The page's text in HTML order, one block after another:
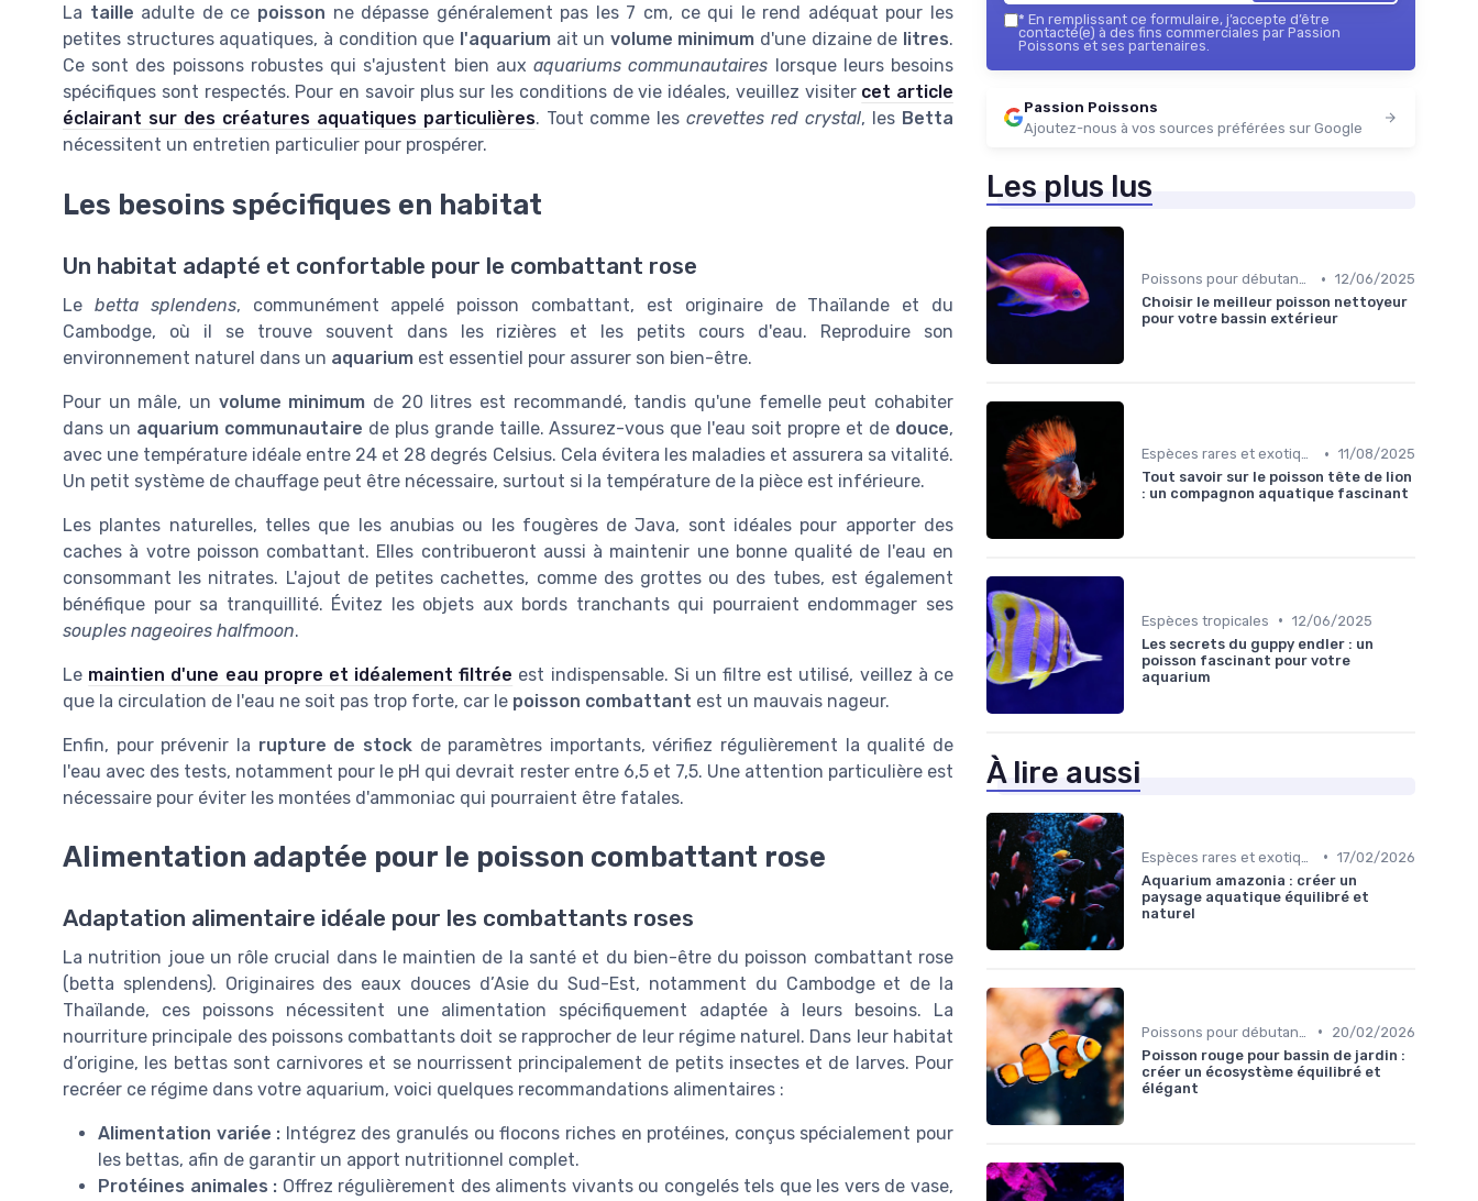
La taille adulte de ce poisson ne dépasse généralement pas les 7 cm, ce qui le rend adéquat pour les
petites structures aquatiques, à condition que l'aquariumait un volume minimum d'une dizaine de litres.
Ce sont des poissons robustes qui s'ajustent bien auxaquariums communautaires lorsque leurs besoins
spécifiques sont respectés. Pour en savoir plus sur les conditions de vie idéales, veuillez visiter cet article
éclairant sur des créatures aquatiques particulières. Tout comme lescrevettes red crystal, les Betta
nécessitent un entretien particulier pour prospérer.
Les besoins spécifiques en habitat
Un habitat adapté et confortable pour le combattant rose
Le betta splendens, communément appelé poisson combattant, est originaire de Thaïlande et du
Cambodge, où il se trouve souvent dans les rizières et les petits cours d'eau. Reproduire son
environnement naturel dans un aquarium est essentiel pour assurer son bien-être.
Pour un mâle, un volume minimum de 20 litres est recommandé, tandis qu'une femelle peut cohabiter
dans un aquarium communautaire de plus grande taille. Assurez-vous que l'eau soit propre et de douce,
avec une température idéale entre 24 et 28 degrés Celsius. Cela évitera les maladies et assurera sa vitalité.
Un petit système de chauffage peut être nécessaire, surtout si la température de la pièce est inférieure.
Les plantes naturelles, telles que les anubias ou les fougères de Java, sont idéales pour apporter des
caches à votre poisson combattant. Elles contribueront aussi à maintenir une bonne qualité de l'eau en
consommant les nitrates. L'ajout de petites cachettes, comme des grottes ou des tubes, est également
bénéfique pour sa tranquillité. Évitez les objets aux bords tranchants qui pourraient endommager ses
souples nageoires halfmoon.
Le maintien d'une eau propre et idéalement filtrée est indispensable. Si un filtre est utilisé, veillez à ce
que la circulation de l'eau ne soit pas trop forte, car le poisson combattant est un mauvais nageur.
Enfin, pour prévenir la rupture de stockde paramètres importants, vérifiez régulièrement la qualité de
l'eau avec des tests, notamment pour le pH qui devrait rester entre 6,5 et 7,5. Une attention particulière est
nécessaire pour éviter les montées d'ammoniac qui pourraient être fatales.
Alimentation adaptée pour le poisson combattant rose
Adaptation alimentaire idéale pour les combattants roses
La nutrition joue un rôle crucial dans le maintien de la santé et du bien-être du poisson combattant rose
(betta splendens). Originaires des eaux douces d’Asie du Sud-Est, notamment du Cambodge et de la
Thaïlande, ces poissons nécessitent une alimentation spécifiquement adaptée à leurs besoins. La
nourriture principale des poissons combattants doit se rapprocher de leur régime naturel. Dans leur habitat
d’origine, les bettas sont carnivores et se nourrissent principalement de petits insectes et de larves. Pour
recréer ce régime dans votre aquarium, voici quelques recommandations alimentaires :
Alimentation variée : Intégrez des granulés ou flocons riches en protéines, conçus spécialement pour
les bettas, afin de garantir un apport nutritionnel complet.
Protéines animales : Offrez régulièrement des aliments vivants ou congelés tels que les vers de vase,
* En remplissant ce formulaire, j’accepte d’être
contacté(e) à des fins commerciales par Passion
Poissons et ses partenaires.
Passion Poissons
Ajoutez-nous à vos sources préférées sur Google
Les plus lus
Poissons pour débutants • 12/06/2025
Choisir le meilleur poisson nettoyeur
pour votre bassin extérieur
Espèces rares et exotiques • 11/08/2025
Tout savoir sur le poisson tête de lion
: un compagnon aquatique fascinant
Espèces tropicales • 12/06/2025
Les secrets du guppy endler : un
poisson fascinant pour votre
aquarium
À lire aussi
• 17/02/2026
Aquarium amazonia : créer un
paysage aquatique équilibré et
naturel
•
20/02/2026
Poisson rouge pour bassin de jardin :
créer un écosystème équilibré et
élégant